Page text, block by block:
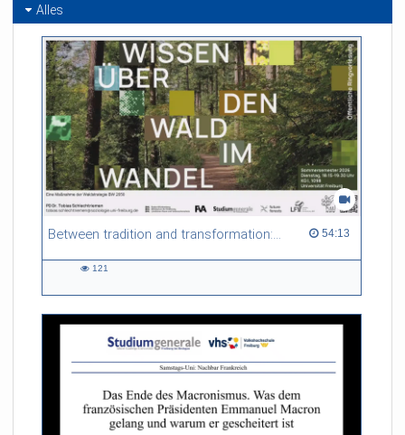
Alles
Between tradition and transformation: how owners, advisers and institutions co-create knowledge for resilient forests in Europe 54:13
54:13 duration
121